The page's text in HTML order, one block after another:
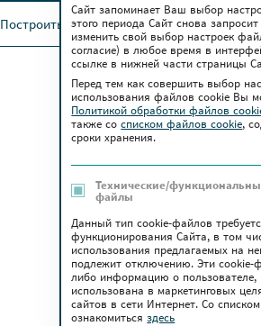
Построить маршрут
Сайт запоминает Ваш выбор
этого периода Сайт снова
изменить свой выбор настроек
согласие) в любое время в
ссылке в нижней части страницы
Перед тем как совершить выбор
использования файлов сookie Вы
Политикой обработки файлов
также coсписком файлов cookie,
сроки хранения.
Технические/
файлы
Данный тип cookie-файлов
функционирования Сайта, в том
использования предлагаемых на
подлежит отключению. Эти
либо информацию о пользователе,
использована в маркетинговых
сайтов в сети Интернет. Со
ознакомитьсяздесь